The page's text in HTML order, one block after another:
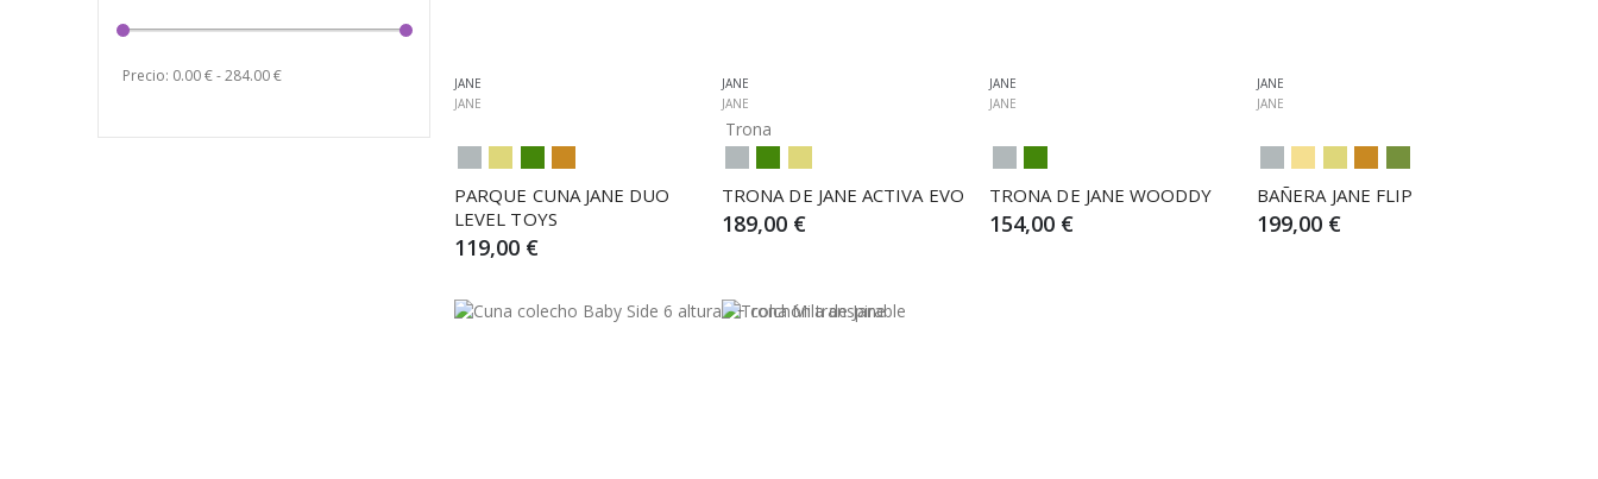
JANE
JANE
PARQUE CUNA JANE DUO
LEVEL TOYS
119,00 €
JANE
JANE
Trona
TRONA DE JANE ACTIVA EVO
189,00 €
JANE
JANE
TRONA DE JANE WOODDY
154,00 €
JANE
JANE
BAÑERA JANE FLIP
199,00 €
Precio: 0.00€-284.00€